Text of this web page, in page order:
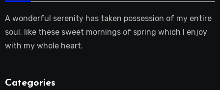
A wonderful serenity has taken possession of my entire
soul, like these sweet mornings of spring which I enjoy
with my whole heart.
Categories